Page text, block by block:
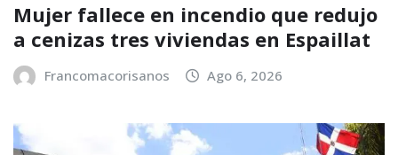
Mujer fallece en incendio que redujo
a cenizas tres viviendas en Espaillat
Francomacorisanos Ago 6, 2026